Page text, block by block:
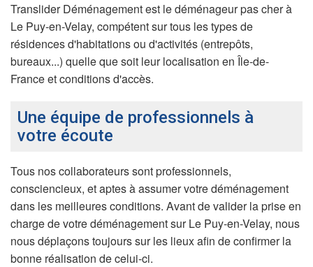
Translider Déménagement est le déménageur pas cher à
Le Puy-en-Velay, compétent sur tous les types de
résidences d'habitations ou d'activités (entrepôts,
bureaux...) quelle que soit leur localisation en Île-de-
France et conditions d'accès.
Une équipe de professionnels à
votre écoute
Tous nos collaborateurs sont professionnels,
consciencieux, et aptes à assumer votre déménagement
dans les meilleures conditions. Avant de valider la prise en
charge de votre déménagement sur Le Puy-en-Velay, nous
nous déplaçons toujours sur les lieux afin de confirmer la
bonne réalisation de celui-ci.